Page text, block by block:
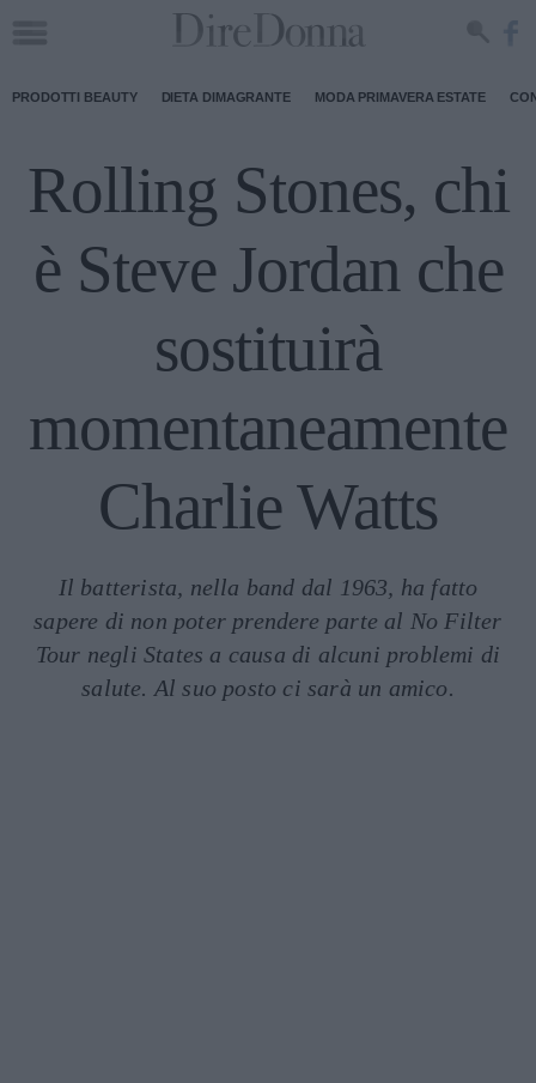
PRODOTTI BEAUTY DIETA DIMAGRANTE MODA PRIMAVERA ESTATE
Rolling Stones, chi
è Steve Jordan che
sostituirà
momentaneamente
Charlie Watts
Il batterista, nella band dal 1963, ha fatto
sapere di non poter prendere parte al No Filter
Tour negli States a causa di alcuni problemi di
salute. Al suo posto ci sarà un amico.